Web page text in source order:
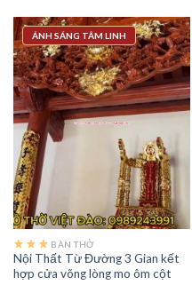
ÁNH SÁNG TÂM LINH
BÀN THỜ
Nội Thất Từ Đường 3 Gian kết
hợp cửa võng lòng mo ôm cột